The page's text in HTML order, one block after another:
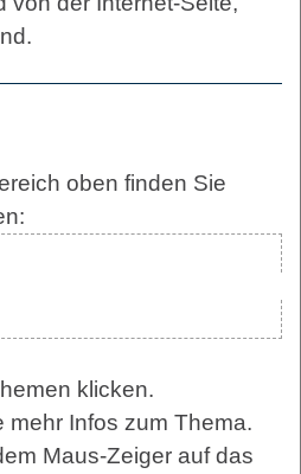
oben finden Sie
klicken.
mehr Infos zum Thema.
Maus-Zeiger auf das